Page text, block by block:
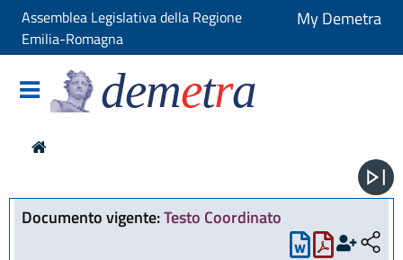
Assemblea Legislativa della Regione
Emilia-Romagna
My Demetra
demetra
Documento vigente:Testo Coordinato